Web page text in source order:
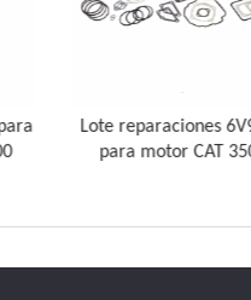
Lote reparaciones 6V9897
para motor CAT 3500